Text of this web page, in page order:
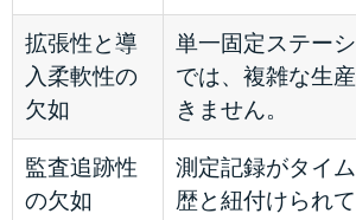
拡張性と導
入柔軟性の
欠如
単一固定ステー
では、複雑な生
きません。
監査追跡性
の欠如
測定記録がタイ
歴と紐付けられ